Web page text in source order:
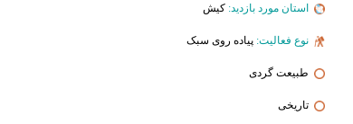
استان مورد بازدید: کیش
نوع فعالیت: پیاده روی سبک
طبیعت گردی
تاریخی